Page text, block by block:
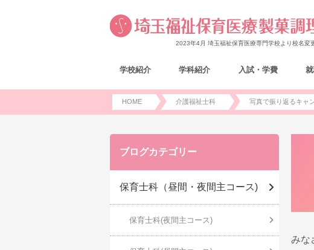
2023年4月 埼玉福祉保育医療専門学校より校名変
学校紹介 学科紹介 入試・学費
HOME 介護福祉士科 写真で振り返るキャ
みな
ブログカテゴリー
保育士科（昼間・夜間主コース)
保育士科(夜間主コース)